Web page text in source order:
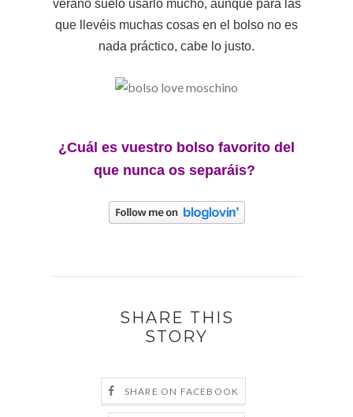
verano suelo usarlo mucho, aunque para las
que llevéis muchas cosas en el bolso no es
nada práctico, cabe lo justo.
¿Cuál es vuestro bolso favorito del
que nunca os separáis?
SHARE THIS
STORY
SHARE ON FACEBOOK